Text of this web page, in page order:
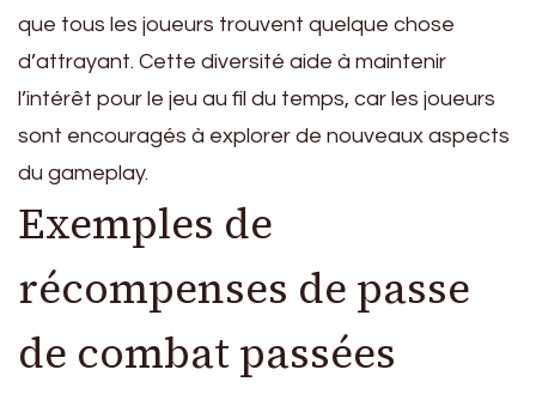
que tous les joueurs trouvent quelque chose
d’attrayant. Cette diversité aide à maintenir
l’intérêt pour le jeu au fil du temps, car les joueurs
sont encouragés à explorer de nouveaux aspects
du gameplay.
Exemples de
récompenses de passe
de combat passées